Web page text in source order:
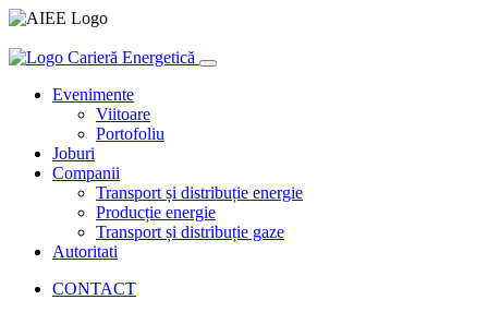
Carieră Energetică
Evenimente
Viitoare
Portofoliu
Joburi
Companii
Transport și distribuție energie
Producție energie
Transport și distribuție gaze
Autoritati
CONTACT